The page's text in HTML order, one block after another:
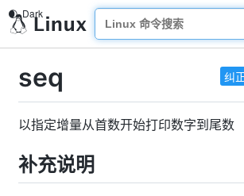
纠
seq
以指定增量从首数开始打印数字到尾数
补充说明